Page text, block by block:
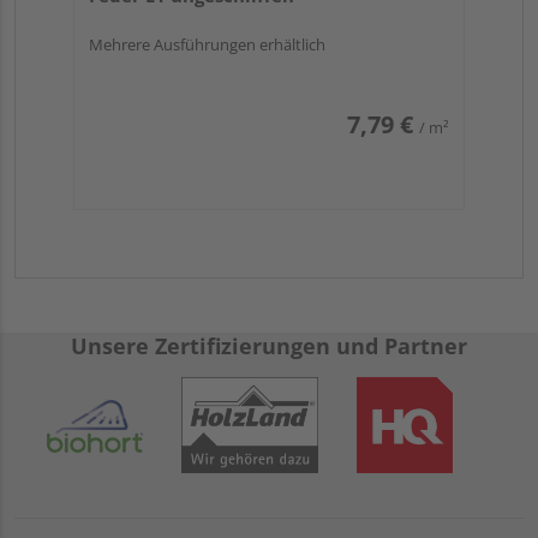
wählen Sie selber aus, d. h. Sie haben die
Insbesondere für dieAnlage eines Dachstuhls
Aufbringen von Dachziegeln
erfreuen sich
Fichtenholzstreben großer Bekanntheit. Hierfür
eignen sich besonders Latten der
Sortierklasse S10
Mehrere Ausführungen erhältlich
7,79 € / m²
Unsere Zertifizierungen und Partner